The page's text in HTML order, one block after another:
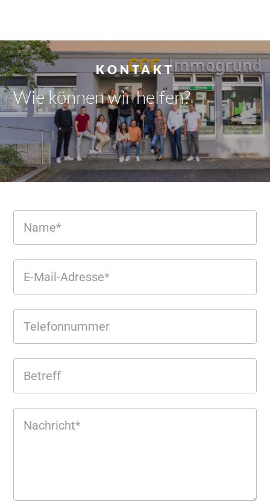
KONTAKT
Wie können wirhelfen?